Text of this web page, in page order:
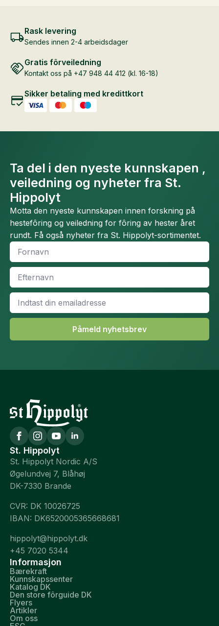
Rask levering
Sendes innen 2-4 arbeidsdager
Gratis fôrveiledning
Kontakt oss på +47 948 44 412 (kl. 16-18)
Sikker betaling med kredittkort
Ta del i den nyeste kunnskapen ,
veiledning og nyheter fra St.
Hippolyt
Motta den nyeste kunnskapen innen forskning på
hestefôring og veiledning for fôring av hester året
rundt. Få også nyheter fra St. Hippolyt-sortimentet.
Fornavn
Efternavn
Email
Påmeld nyhetsbrev
St. Hippolyt
St. Hippolyt Nordic A/S
Øgelundvej 7, Blåhøj
DK-7330 Brande
CVR: DK 10026725
IBAN: DK6520005365668681
hippolyt@hippolyt.dk
+45 7020 5344
Informasjon
Bærekraft
Kunnskapssenter
Katalog DK
Den store fôrguide DK
Flyers
Artikler
Om oss